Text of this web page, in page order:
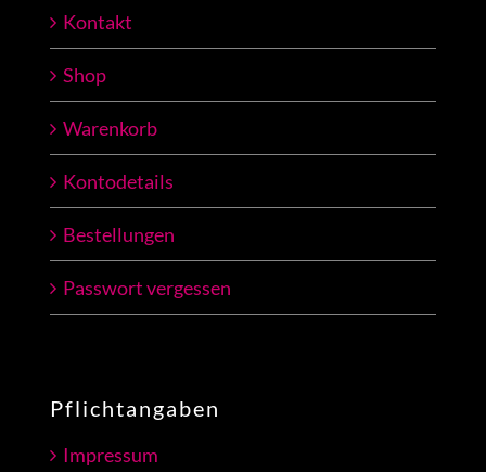
Kontakt
Shop
Warenkorb
Kontodetails
Bestellungen
Passwort vergessen
Pflichtangaben
Impressum